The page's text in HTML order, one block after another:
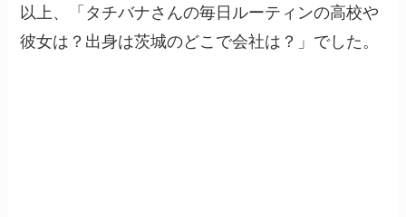
以上、「タチバナさんの毎日ルーティンの高校や
彼女は？出身は茨城のどこで会社は？」でした。